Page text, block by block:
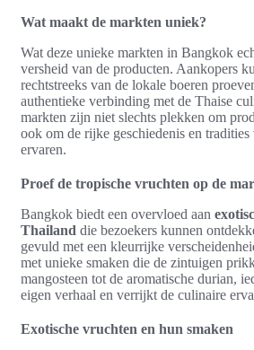
Wat maakt de markten uniek?
Wat deze unieke markten in Bangkok
versheid van de producten. Aankopers
rechtstreeks van de lokale boeren
authentieke verbinding met de Thaise
markten zijn niet slechts plekken om
ook om de rijke geschiedenis en tradities
ervaren.
Proef de tropische vruchten op de
Bangkok biedt een overvloed aan
Thailand die bezoekers kunnen
gevuld met een kleurrijke
met unieke smaken die de zintuigen
mangosteen tot de aromatische durian,
eigen verhaal en verrijkt de culinaire
Exotische vruchten en hun smaken